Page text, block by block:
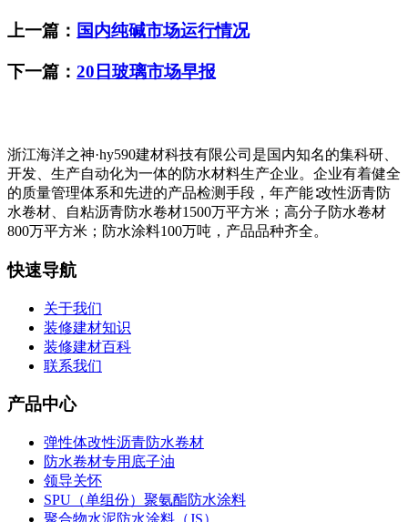
上一篇： 国内纯碱市场运行情况
下一篇： 20日玻璃市场早报
浙江海洋之神·hy590建材科技有限公司是国内知名的集科研、
开发、生产自动化为一体的防水材料生产企业。企业有着健全
的质量管理体系和先进的产品检测手段，年产能∶改性沥青防
水卷材、自粘沥青防水卷材1500万平方米；高分子防水卷材
800万平方米；防水涂料100万吨，产品品种齐全。
快速导航
关于我们
装修建材知识
装修建材百科
联系我们
产品中心
弹性体改性沥青防水卷材
防水卷材专用底子油
领导关怀
SPU（单组份）聚氨酯防水涂料